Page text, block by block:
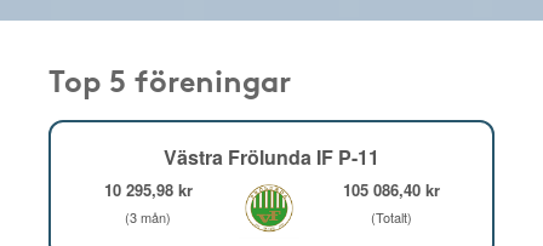
Top 5 föreningar
Västra Frölunda IF P-11
10 295,98 kr
(3 mån)
105 086,40 kr
(Totalt)